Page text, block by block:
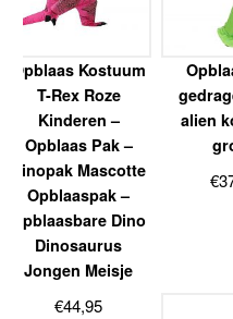
Opblaas Kostuum
T-Rex Roze
Kinderen –
Opblaas Pak –
Dinopak Mascotte
Opblaaspak –
Opblaasbare Dino
Dinosaurus
Jongen Meisje
€44,95
alien
€